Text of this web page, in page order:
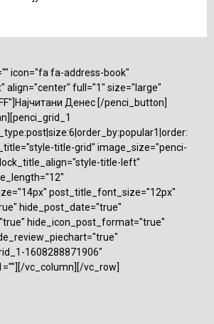
icon="fa fa-address-book"
align="center" full="1" size="large"
Денес [/penci_button]
title-grid" image_size="penci-
title-left"
post_title_font_size="12px"
hide_post_date="true"
hide_icon_post_format="true"
1608288871906"
vc_column][/vc_row]